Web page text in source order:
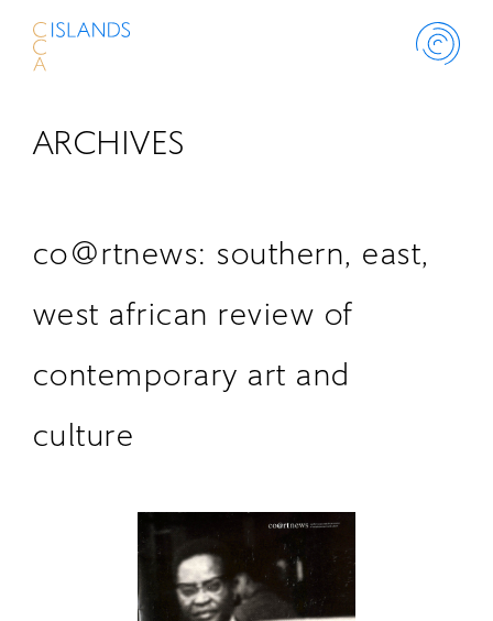
ABOUT
LIBRARY
SCHOLARSHIP
出演者
ARCHIVES
co@rtnews: southern, east,
west african review of
contemporary art and
culture